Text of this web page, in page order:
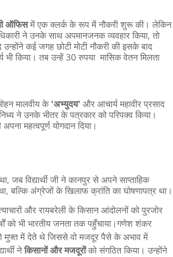
ऑफिसमें एक क्लर्क के रूप में नौकरी शुरू की। लेकिन
ने उनके साथ अपमानजनक व्यवहार किया, तो
कई जगह छोटी मोटी नौकरी की इसके बाद
भी किया। तब उन्हें 30 रुपया मासिक वेतन मिलता
मालवीय के 'अभ्युदय' और आचार्य महावीर प्रसाद
ने उनके भीतर के पत्रकार को परिपक्व किया।
महत्वपूर्ण योगदान दिया।
जब विद्यार्थी जी ने कानपुर से अपने साप्ताहिक
अंग्रेजों के खिलाफ क्रांति का घोषणापत्र था।
और रायबरेली के किसान आंदोलनों को पुरजोर
को भी भारतीय जनता तक पहुँचाया।गणेश शंकर
मुफ्त में देते थे जिससे वो मजदूर पैसे के अभाव में
नेकिसानों और मजदूरोंको संगठित किया। उन्होंने